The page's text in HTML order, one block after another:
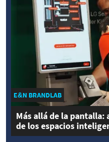
E&N BRANDLAB
Más allá de la pantalla:
de los espacios